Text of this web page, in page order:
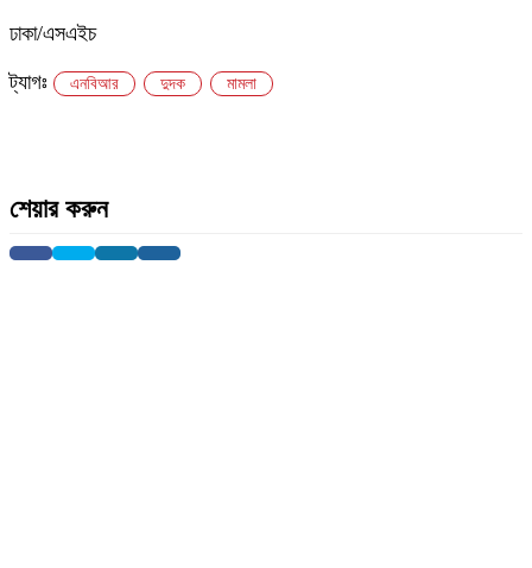
ঢাকা/এসএইচ
ট্যাগঃ এনবিআর দুদক মামলা
শেয়ার করুন